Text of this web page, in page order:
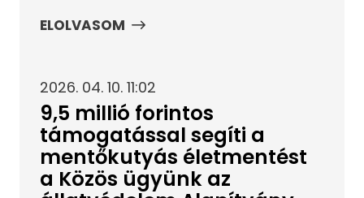
ELOLVASOM
2026. 04. 10. 11:02
9,5 millió forintos
támogatással segíti a
mentőkutyás életmentést
a Közös ügyünk az